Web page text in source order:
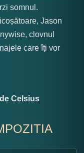
somnul.
Jason
clovnul
care îți vor
Celsius